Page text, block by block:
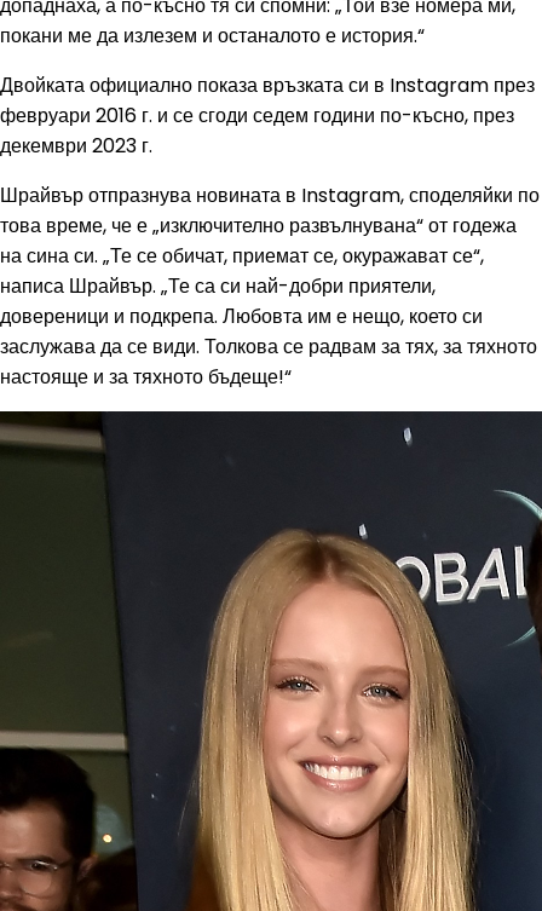
покани ме да излезем и останалото е история.“
Двойката официално показа връзката си в Instagram през
февруари 2016 г. и се сгоди седем години по-късно, през
декември 2023 г.
Шрайвър отпразнува новината в Instagram, споделяйки по
това време, че е „изключително развълнувана“ от годежа
на сина си. „Те се обичат, приемат се, окуражават се“,
написа Шрайвър. „Те са си най-добри приятели,
довереници и подкрепа. Любовта им е нещо, което си
заслужава да се види. Толкова се радвам за тях, за тяхното
настояще и за тяхното бъдеще!“